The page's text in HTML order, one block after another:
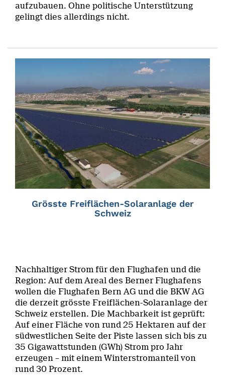
aufzubauen. Ohne politische Unterstützung
gelingt dies allerdings nicht.
Grösste Freiflächen-Solaranlage der
Schweiz
Nachhaltiger Strom für den Flughafen und die
Region: Auf dem Areal des Berner Flughafens
wollen die Flughafen Bern AG und die BKW AG
die derzeit grösste Freiflächen-Solaranlage der
Schweiz erstellen. Die Machbarkeit ist geprüft:
Auf einer Fläche von rund 25 Hektaren auf der
südwestlichen Seite der Piste lassen sich bis zu
35 Gigawattstunden (GWh) Strom pro Jahr
erzeugen – mit einem Winterstromanteil von
rund 30 Prozent.